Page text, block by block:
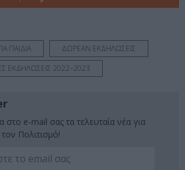
ΠΑΙΔΙΑ
ΔΩΡΕΑΝ ΕΚΔΗΛΩΣΕΙΣ
ΕΚΔΗΛΩΣΕΙΣ 2022–2023
e-mail σας τα τελευταία νέα για
Πολιτισμό!